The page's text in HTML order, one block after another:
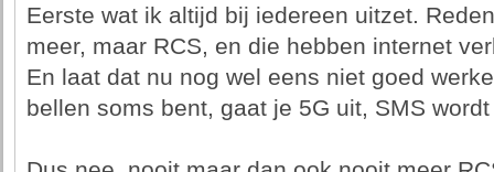
Eerste wat ik altijd bij iedereen uitzet.
meer, maar RCS, en die hebben internet
En laat dat nu nog wel eens niet goed
bellen soms bent, gaat je 5G uit, SMS